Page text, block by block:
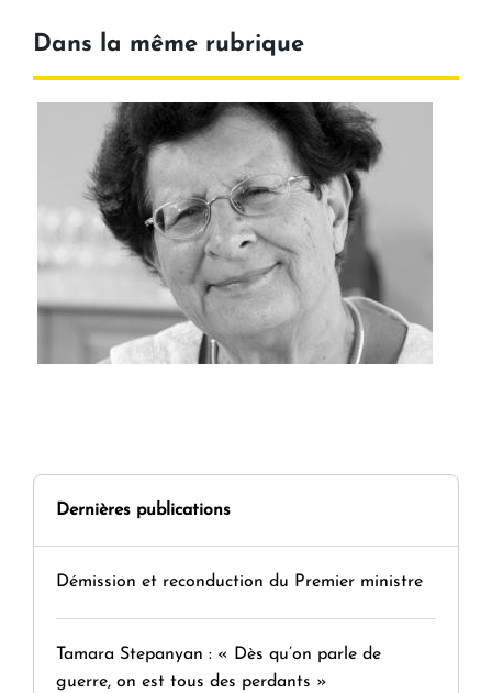
Dans la même rubrique
Dernières publications
Démission et reconduction du Premier ministre
Tamara Stepanyan : « Dès qu’on parle de
guerre, on est tous des perdants »